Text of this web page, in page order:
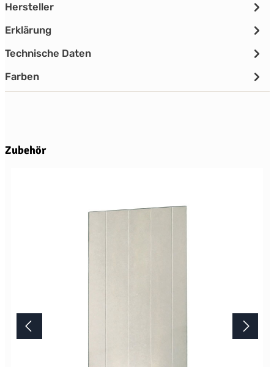
Hersteller
Erklärung
Technische Daten
Farben
Produktgalerie überspringen
Zubehör